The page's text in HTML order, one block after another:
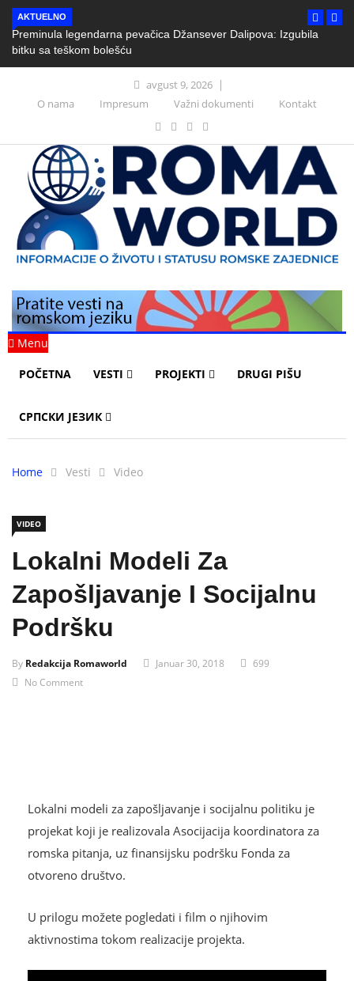
AKTUELNO
Preminula legendarna pevačica Džansever Dalipova: Izgubila
bitku sa teškom bolešću
avgust 9, 2026
O nama
Impresum Važni dokumenti Kontakt
Menu
POČETNA VESTI PROJEKTI DRUGI PIŠU
СРПСКИ ЈЕЗИК
Home Vesti Video
VIDEO
Lokalni Modeli Za
Zapošljavanje I Socijalnu
Podršku
By Redakcija Romaworld Januar 30, 2018
699
No Comment
Lokalni modeli za zapošljavanje i socijalnu politiku je
projekat koji je realizovala Asocijacija koordinatora za
romska pitanja, uz finansijsku podršku Fonda za
otvoreno društvo.
U prilogu možete pogledati i film o njihovim
aktivnostima tokom realizacije projekta.